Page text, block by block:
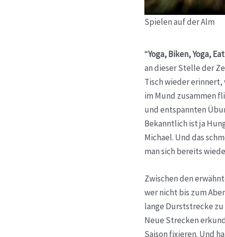
Spielen auf der Alm
“Yoga, Biken, Yoga,
an dieser Stelle der
Tisch wieder erinnert,
im Mund zusammen
und entspannten
Bekanntlich ist ja
Michael. Und das
man sich bereits
Zwischen den
wer nicht bis zum
lange Durststrecke
Neue Strecken
Saison fixieren. Und